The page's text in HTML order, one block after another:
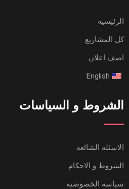
الرئيسيه
كل المشاريع
اضف اعلان
English
الشروط و السياسات
الاسئله الشائعه
الشروط و الاحكام
سياسه الخصوصيه